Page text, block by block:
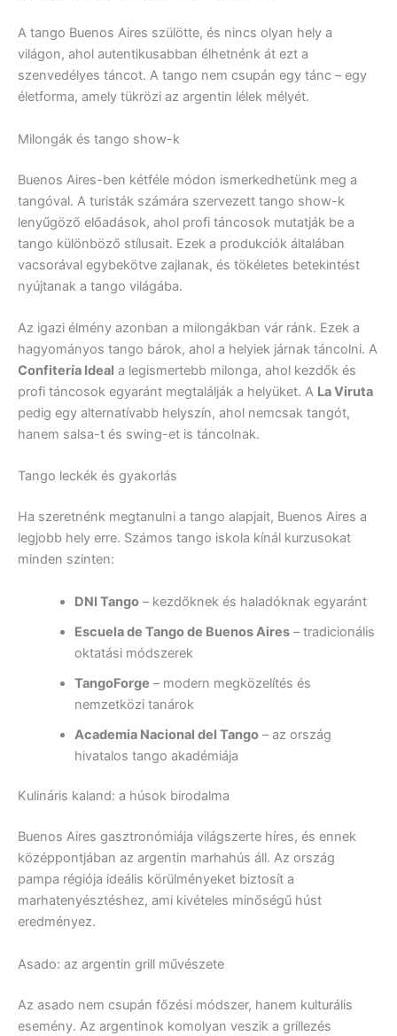
A tango Buenos Aires szülötte, és nincs olyan hely a
világon, ahol autentikusabban élhetnénk át ezt a
szenvedélyes táncot. A tango nem csupán egy tánc – egy
életforma, amely tükrözi az argentin lélek mélyét.
Milongák és tango show-k
Buenos Aires-ben kétféle módon ismerkedhetünk meg a
tangóval. A turisták számára szervezett tango show-k
lenyűgöző előadások, ahol profi táncosok mutatják be a
tango különböző stílusait. Ezek a produkciók általában
vacsorával egybekötve zajlanak, és tökéletes betekintést
nyújtanak a tango világába.
Az igazi élmény azonban a milongákban vár ránk. Ezek a
hagyományos tango bárok, ahol a helyiek járnak táncolni. A
Confitería Ideal a legismertebb milonga, ahol kezdők és
profi táncosok egyaránt megtalálják a helyüket. A La Viruta
pedig egy alternatívabb helyszín, ahol nemcsak tangót,
hanem salsa-t és swing-et is táncolnak.
Tango leckék és gyakorlás
Ha szeretnénk megtanulni a tango alapjait, Buenos Aires a
legjobb hely erre. Számos tango iskola kínál kurzusokat
minden szinten:
DNI Tango– kezdőknek és haladóknak egyaránt
Escuela de Tango de Buenos Aires– tradicionális
oktatási módszerek
TangoForge – modern megközelítés és
nemzetközi tanárok
Academia Nacional del Tango– az ország
hivatalos tango akadémiája
Kulináris kaland: a húsok birodalma
Buenos Aires gasztronómiája világszerte híres, és ennek
középpontjában az argentin marhahús áll. Az ország
pampa régiója ideális körülményeket biztosít a
marhatenyésztéshez, ami kivételes minőségű húst
eredményez.
Asado: az argentin grill művészete
Az asado nem csupán főzési módszer, hanem kulturális
esemény. Az argentinok komolyan veszik a grillezés